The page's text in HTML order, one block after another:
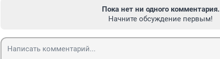
Пока нет ни одного комментария.
Начните обсуждение первым!